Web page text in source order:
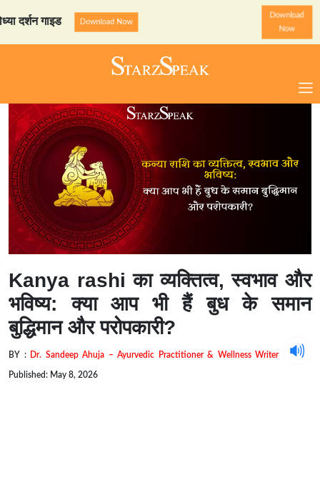
गाइड Download Now StarzSpeak स्पेशल:
Download
Now
Kanya rashi का व्यक्तित्व, स्वभाव और
भविष्य: क्या आप भी हैं बुध के समान
बुद्धिमान और परोपकारी?
BY : Dr. Sandeep Ahuja – Ayurvedic Practitioner & Wellness Writer
Published: May 8, 2026